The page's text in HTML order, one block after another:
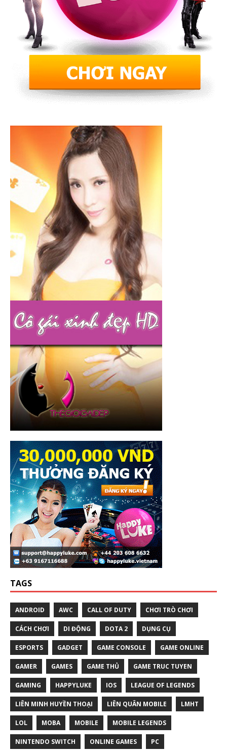
TAGS
ANDROID AWC CALL OF DUTY CHƠI TRÒ CHƠI
CÁCH CHƠI DI ĐỘNG DOTA 2 DỤNG CỤ
ESPORTS GADGET GAME CONSOLE GAME ONLINE
GAMER GAMES GAME THỦ GAME TRUC TUYEN
GAMING HAPPYLUKE IOS LEAGUE OF LEGENDS
LIÊN MINH HUYỀN THOẠI LIÊN QUÂN MOBILE LMHT
LOL MOBA MOBILE MOBILE LEGENDS
NINTENDO SWITCH ONLINE GAMES PC